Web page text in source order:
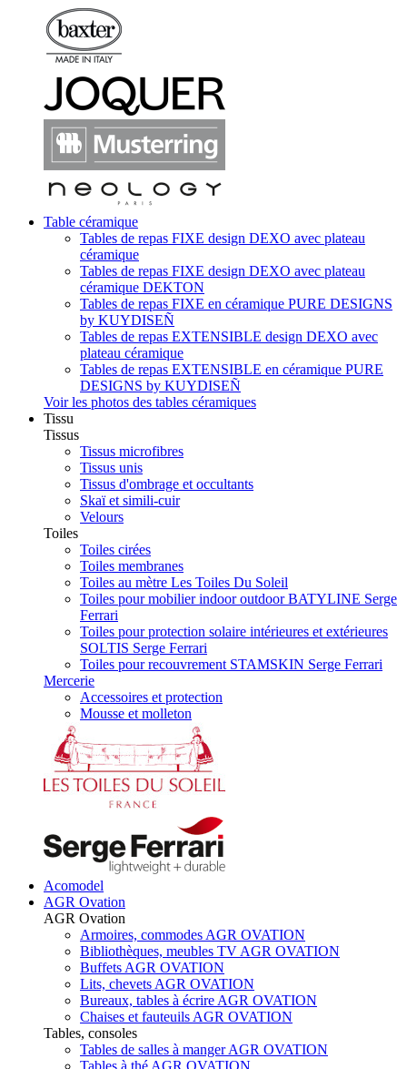
Table céramique
Tables de repas FIXE design DEXO avec plateau
céramique
Tables de repas FIXE design DEXO avec plateau
céramique DEKTON
Tables de repas FIXE en céramique PURE DESIGNS
by KUYDISEÑ
Tables de repas EXTENSIBLE design DEXO avec
plateau céramique
Tables de repas EXTENSIBLE en céramique PURE
DESIGNS by KUYDISEÑ
Voir les photos des tables céramiques
Tissu
Tissus
Tissus microfibres
Tissus unis
Tissus d'ombrage et occultants
Skaï et simili-cuir
Velours
Toiles
Toiles cirées
Toiles membranes
Toiles au mètre Les Toiles Du Soleil
Toiles pour mobilier indoor outdoor BATYLINE Serge
Ferrari
Toiles pour protection solaire intérieures et extérieures
SOLTIS Serge Ferrari
Toiles pour recouvrement STAMSKIN Serge Ferrari
Mercerie
Accessoires et protection
Mousse et molleton
Acomodel
AGR Ovation
AGR Ovation
Armoires, commodes AGR OVATION
Bibliothèques, meubles TV AGR OVATION
Buffets AGR OVATION
Lits, chevets AGR OVATION
Bureaux, tables à écrire AGR OVATION
Chaises et fauteuils AGR OVATION
Tables, consoles
Tables de salles à manger AGR OVATION
Tables à thé AGR OVATION